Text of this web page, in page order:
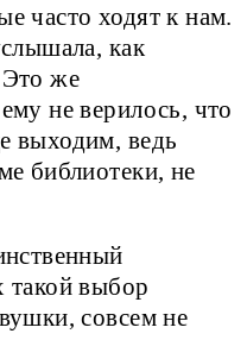
часто ходят к нам.
как
же
не верилось, что
выходим, ведь
библиотеки, не
такой выбор
совсем не